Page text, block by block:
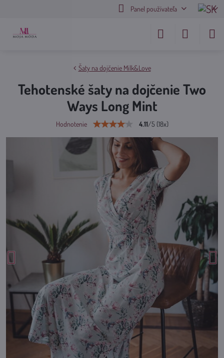
Panel používateľa
Šaty na dojčenie Milk&Love
Tehotenské šaty na dojčenie Two
Ways Long Mint
Hodnotenie 4.11/5 (18x)